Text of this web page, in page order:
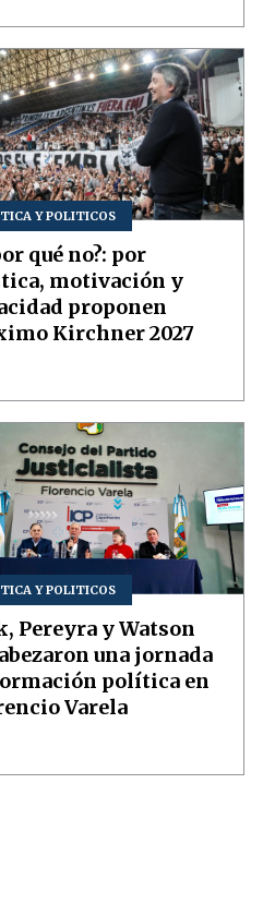
Y POLITICOS
qué no?: por
motivación y
proponen
Kirchner 2027
Y POLITICOS
Pereyra y Watson
una jornada
política en
Varela